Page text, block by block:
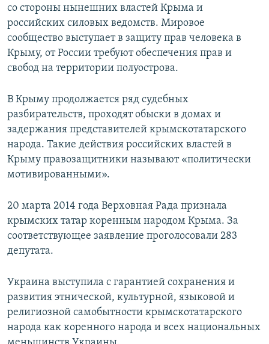
со стороны нынешних властей Крыма и
российских силовых ведомств. Мировое
сообщество выступает в защиту прав человека в
Крыму, от России требуют обеспечения прав и
свобод на территории полуострова.
В Крыму продолжается ряд судебных
разбирательств, проходят обыски в домах и
задержания представителей крымскотатарского
народа. Такие действия российских властей в
Крыму правозащитники называют «политически
мотивированными».
20 марта 2014 года Верховная Рада признала
крымских татар коренным народом Крыма. За
соответствующее заявление проголосовали 283
депутата.
Украина выступила с гарантией сохранения и
развития этнической, культурной, языковой и
религиозной самобытности крымскотатарского
народа как коренного народа и всех национальных